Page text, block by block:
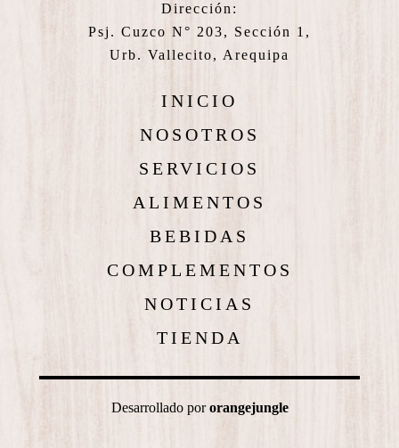
Dirección:
Psj. Cuzco N° 203, Sección 1,
Urb. Vallecito, Arequipa
INICIO
NOSOTROS
SERVICIOS
ALIMENTOS
BEBIDAS
COMPLEMENTOS
NOTICIAS
TIENDA
Desarrollado pororangejungle